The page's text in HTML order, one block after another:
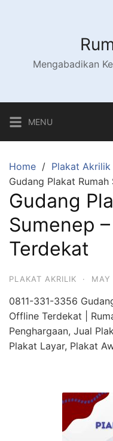
Mengabadikan
MENU
Home
Plakat Akrilik
Gudang Plakat
Gudang
Sumenep
Terdekat
PLAKAT AKRILIK · MAY
0811-331-3356
Offline Terdekat |
Penghargaan, Jual
Plakat Layar, Plakat